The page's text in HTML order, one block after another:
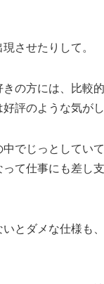
させたりして。
の方には、比較
評のような気がし
でじっとしてい
て仕事にも差し
とダメな仕様も